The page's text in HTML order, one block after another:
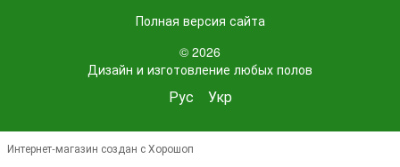
Полная версия сайта
© 2026
Дизайн и изготовление любых полов
Рус Укр
Интернет-магазин создан с Хорошоп